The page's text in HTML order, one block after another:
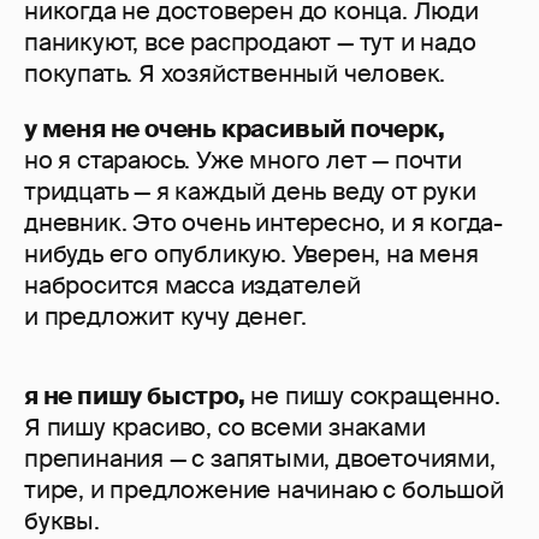
никогда не достоверен до конца. Люди
паникуют, все распродают — тут и надо
покупать. Я хозяйственный человек.
у меня не очень красивый почерк,
но я стараюсь. Уже много лет — почти
тридцать — я каждый день веду от руки
дневник. Это очень интересно, и я когда-
нибудь его опубликую. Уверен, на меня
набросится масса издателей
и предложит кучу денег.
я не пишу быстро, не пишу сокращенно.
Я пишу красиво, со всеми знаками
препинания — с запятыми, двоеточиями,
тире, и предложение начинаю с большой
буквы.